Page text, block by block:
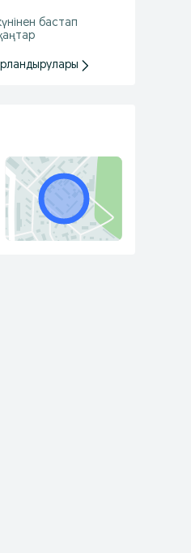
бастап